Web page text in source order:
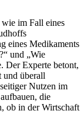
im Fall eines
eines Medikaments
und „Wie
Der Experte betont,
und überall
Nutzen im
die
ob in der Wirtschaft